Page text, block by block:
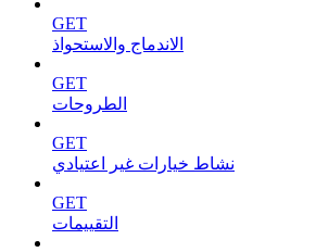
GET
الاندماج والاستحواذ
GET
الطروحات
GET
نشاط خيارات غير اعتيادي
GET
التقييمات